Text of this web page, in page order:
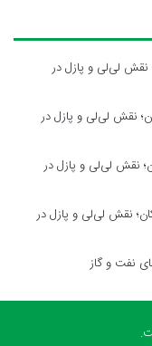
نقش لی‌لی و پازل در
نقش لی‌لی و پازل در
نقش لی‌لی و پازل در
نقش لی‌لی و پازل در
نفت و گاز